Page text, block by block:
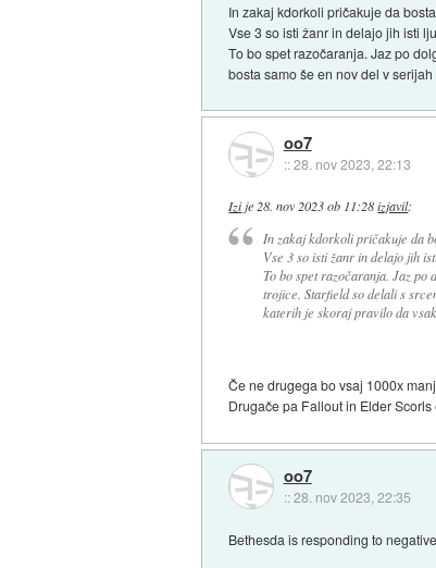
In zakaj kdorkoli pričakuje da
Vse 3 so isti žanr in delajo jih isti
To bo spet razočaranja. Jaz po
bosta samo še en nov del v
oo7
::28. nov 2023, 22:13
Izije 28. nov 2023 ob 11:28 izjavil:
In zakaj kdorkoli pričakuje da
Vse 3 so isti žanr in delajo jih
To bo spet razočaranja. Jaz po
trojice. Starfield so delali s
katerih je skoraj pravilo da
Če ne drugega bo vsaj 1000x
Drugače pa Fallout in Elder
oo7
::28. nov 2023, 22:35
Bethesda is responding to